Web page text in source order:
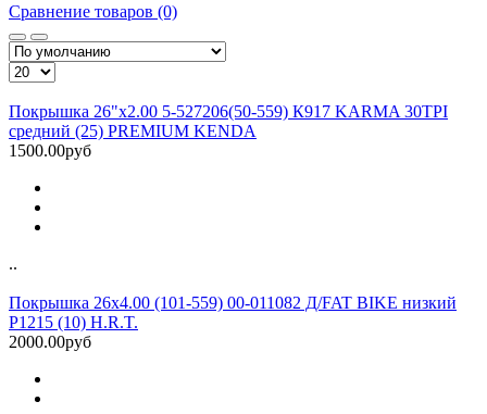
Сравнение товаров (0)
Покрышка 26"х2.00 5-527206(50-559) К917 KARMA 30TPI
средний (25) PREMIUM KENDA
1500.00руб
..
Покрышка 26x4.00 (101-559) 00-011082 Д/FAT BIKE низкий
P1215 (10) H.R.T.
2000.00руб